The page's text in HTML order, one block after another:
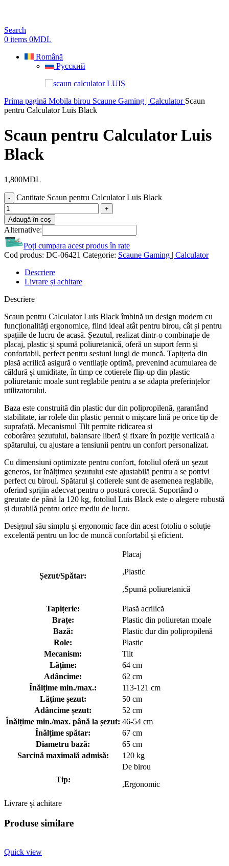
Search
0 items 0MDL
Română
Русский
Prima pagină Mobila birou Scaune Gaming | Calculator Scaun
pentru Calculator Luis Black
Scaun pentru Calculator Luis
Black
1,800MDL
Cantitate Scaun pentru Calculator Luis Black
Adaugă în coș
Alternative:
Poți cumpara acest produs în rate
Cod produs: DC-06421 Categorie: Scaune Gaming | Calculator
Descriere
Livrare și achitare
Descriere
Scaun pentru Calculator Luis Black îmbină un design modern cu
funcționalități ergonomice, fiind ideal atât pentru birou, cât și pentru
spațiile de lucru de acasă. Șezutul, realizat dintr-o combinație de
placaj, plastic și spumă poliuretanică, oferă un suport ferm și
confortabil, perfect pentru sesiuni lungi de muncă. Tapițeria din
plasă acrilică asigură o ventilație optimă, prevenind acumularea de
căldură și umiditate, în timp ce cotierele flip-up din plastic
poliuretanic moale sunt reglabile pentru a se adapta preferințelor
utilizatorului.
Baza este construită din plastic dur din polipropilenă, garantând
stabilitate, iar rolele din plastic permit o mișcare lină pe orice tip de
suprafață. Mecanismul Tilt permite ridicarea și
coborârea șezutului, balansare liberă și fixare în poziție verticală a
spătarului, cu ajustare a tensiunii pentru un confort personalizat.
Cu dimensiuni optimizate pentru confort, fotoliul oferă un șezut
generos, iar înălțimea șezutului este ajustabilă pentru a se potrivi
perfect cu biroul. Spătarul și cotierele sunt de asemenea reglabile,
oferind sprijin adecvat pentru o postură corectă. Suportând o
greutate de până la 120 kg, fotoliul Luis Black este o alegere robustă
și durabilă pentru orice mediu de lucru.
Designul său simplu și ergonomic face din acest fotoliu o soluție
excelentă pentru un loc de muncă confortabil și eficient.
Șezut/Spătar:
Placaj
,Plastic
,Spumă poliuretanică
Tapițerie:
Plasă acrilică
Brațe:
Plastic din poliuretan moale
Bază:
Plastic dur din polipropilenă
Role:
Plastic
Mecanism:
Tilt
Lățime:
64 cm
Adâncime:
62 cm
Înălțime min./max.:
113-121 cm
Lățime șezut:
50 cm
Adâncime șezut:
52 cm
Înălțime min./max. până la șezut: 46-54 cm
Înălțime spătar:
67 cm
Diametru bază:
65 cm
Sarcină maximală admisă:
120 kg
Tip:
De birou
,Ergonomic
Livrare și achitare
Produse similare
Quick view